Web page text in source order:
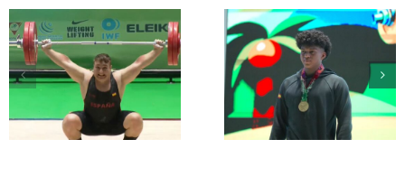
Erik Guadamud
conquista el oro
mundial en
arrancada y dos
platas en
Colombia
Inés Conde y
Mendizábal
completan su
participación
el Mundial
17 a la espera
grupo A